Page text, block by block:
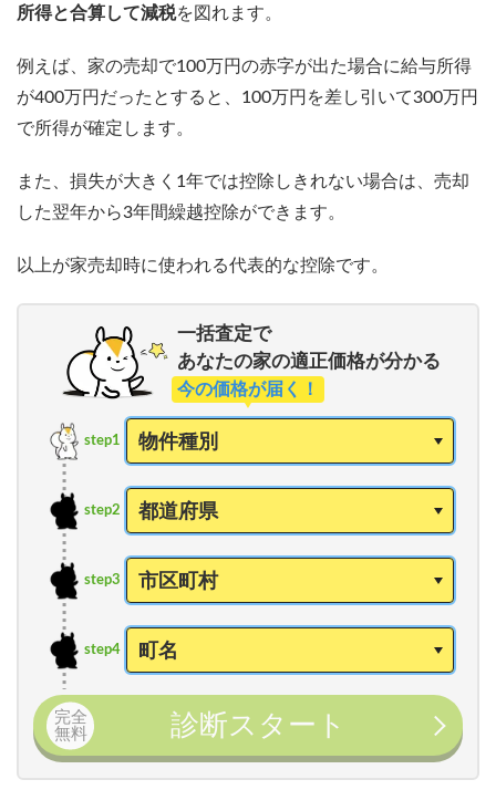
所得と合算して減税を図れます。
例えば、家の売却で100万円の赤字が出た場合に給与所得
が400万円だったとすると、100万円を差し引いて300万円
で所得が確定します。
また、損失が大きく1年では控除しきれない場合は、売却
した翌年から3年間繰越控除ができます。
以上が家売却時に使われる代表的な控除です。
一括査定で
あなたの家の適正価格が分かる
今の価格が届く！
step1
step2
step3
step4
完全
無料
診断スタート